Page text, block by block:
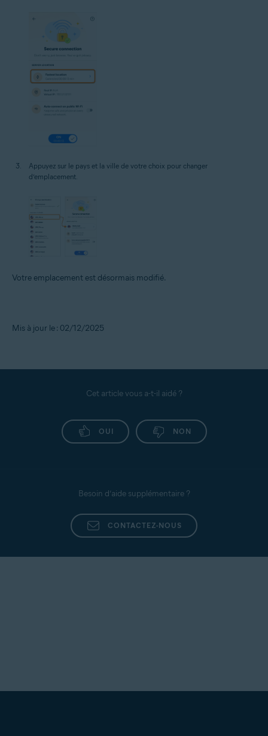
Appuyez sur le pays et la ville de votre choix pour changer
d’emplacement.
Votre emplacement est désormais modifié.
Mis à jour le : 02/12/2025
Cet article vous a-t-il aidé ?
OUI NON
Besoin d’aide supplémentaire ?
CONTACTEZ-NOUS